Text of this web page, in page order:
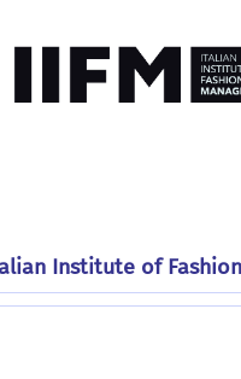
Institute of